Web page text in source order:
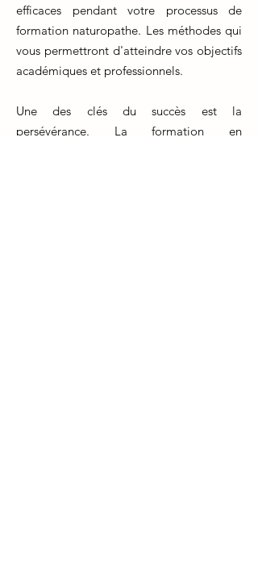
efficaces pendant votre processus de
formation naturopathe. Les méthodes qui
vous permettront d'atteindre vos objectifs
académiques et professionnels.
Une des clés du succès est la
persévérance. La formation en